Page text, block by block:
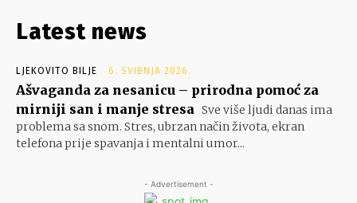
Latest news
LJEKOVITO BILJE 6. SVIBNJA 2026.
Ašvaganda za nesanicu – prirodna pomoć za
mirniji san i manje stresa Sve više ljudi danas ima
problema sa snom. Stres, ubrzan način života, ekran
telefona prije spavanja i mentalni umor...
- Advertisement -